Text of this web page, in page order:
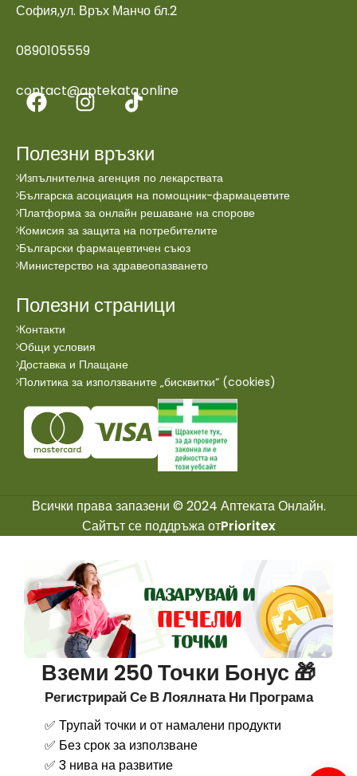
София,ул. Връх Манчо бл.2
0890105559
contact@aptekata.online
Полезни връзки
Изпълнителна агенция по лекарствата
Българска асоциация на помощник-фармацевтите
Платформа за онлайн решаване на спорове
Комисия за защита на потребителите
Български фармацевтичен съюз
Министерство на здравеопазването
Полезни страници
Контакти
Общи условия
Доставка и Плащане
Политика за използваните „бисквитки“ (cookies)
Всички права запазени © 2024 Аптеката Онлайн.
Сайтът се поддръжа отPrioritex
Вземи 250 Точки Бонус 🎁
Регистрирай Се В Лоялната Ни Програма
✅ Трупай точки и от намалени продукти
✅ Без срок за използване
✅ 3 нива на развитие